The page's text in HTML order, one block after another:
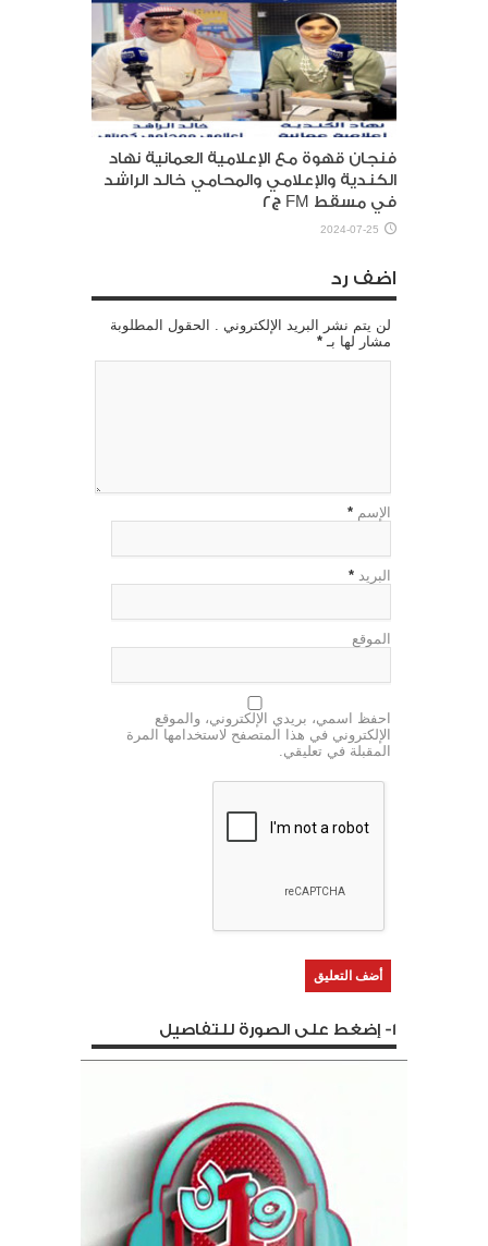
فنجان قهوة مع الإعلامية العمانية نهاد
الكندية والإعلامي والمحامي خالد الراشد
في مسقط FM ج٢
2024-07-25
اضف رد
لن يتم نشر البريد الإلكتروني . الحقول المطلوبة
مشار لها بـ *
الإسم *
البريد *
الموقع
احفظ اسمي، بريدي الإلكتروني، والموقع
الإلكتروني في هذا المتصفح لاستخدامها المرة
المقبلة في تعليقي.
1- إضغط على الصورة للتفاصيل